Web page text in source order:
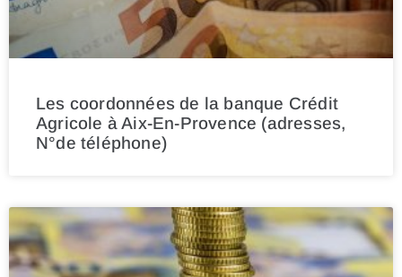
Les coordonnées de la banque Crédit
Agricole à Aix-En-Provence (adresses,
N°de téléphone)